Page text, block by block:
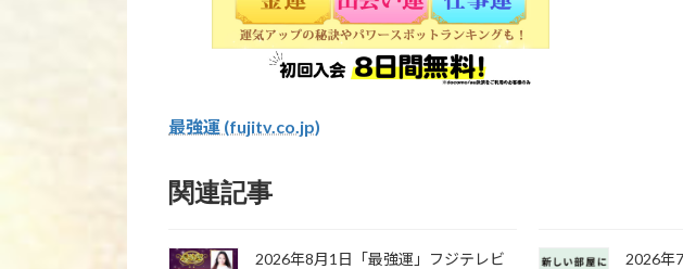
最強運 (fujitv.co.jp)
関連記事
2026年8月1日「最強運」フジテレビ
2026年